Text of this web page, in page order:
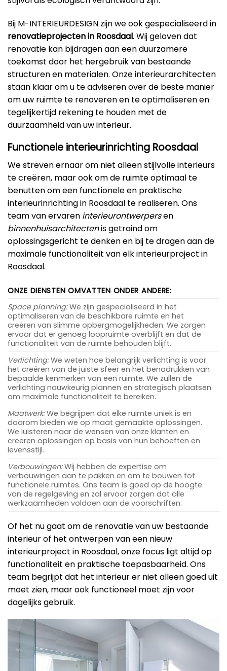
Bij M-INTERIEURDESIGN zijn we ook gespecialiseerd in
renovatieprojecten in Roosdaal. Wij geloven dat
renovatie kan bijdragen aan een duurzamere
toekomst door het hergebruik van bestaande
structuren en materialen. Onze interieurarchitecten
staan klaar om u te adviseren over de beste manier
om uw ruimte te renoveren en te optimaliseren en
tegelijkertijd rekening te houden met de
duurzaamheid van uw interieur.
Functionele interieurinrichting Roosdaal
We streven ernaar om niet alleen stijlvolle interieurs
te creëren, maar ook om de ruimte optimaal te
benutten om een functionele en praktische
interieurinrichting in Roosdaal te realiseren. Ons
team van ervaren interieurontwerpersen
binnenhuisarchitectenis getraind om
oplossingsgericht te denken en bij te dragen aan de
maximale functionaliteit van elk interieurproject in
Roosdaal.
ONZE DIENSTEN OMVATTEN ONDER ANDERE:
Space planning:We zijn gespecialiseerd in het
optimaliseren van de beschikbare ruimte en het
creëren van slimme opbergmogelijkheden. We zorgen
ervoor dat er genoeg loopruimte overblijft en dat de
functionaliteit van de ruimte behouden blijft.
Verlichting:We weten hoe belangrijk verlichting is voor
het creëren van de juiste sfeer en het benadrukken van
bepaalde kenmerken van een ruimte. We zullen de
verlichting nauwkeurig plannen en strategisch plaatsen
om maximale functionaliteit te bereiken.
Maatwerk:We begrijpen dat elke ruimte uniek is en
daarom bieden we op maat gemaakte oplossingen.
We luisteren naar de wensen van onze klanten en
creëren oplossingen op basis van hun behoeften en
levensstijl.
Verbouwingen:Wij hebben de expertise om
verbouwingen aan te pakken en om te bouwen tot
functionele ruimtes. Ons team is goed op de hoogte
van de regelgeving en zal ervoor zorgen dat alle
werkzaamheden voldoen aan de voorschriften.
Of het nu gaat om de renovatie van uw bestaande
interieur of het ontwerpen van een nieuw
interieurproject in Roosdaal, onze focus ligt altijd op
functionaliteit en praktische toepasbaarheid. Ons
team begrijpt dat het interieur er niet alleen goed uit
moet zien, maar ook functioneel moet zijn voor
dagelijks gebruik.